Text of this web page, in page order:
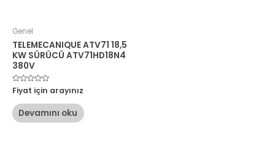
Genel
TELEMECANIQUE ATV71 18,5
KW SÜRÜCÜ ATV71HD18N4
380V
5
üzerinden
oy
aldı
Fiyat için arayınız
Devamını oku